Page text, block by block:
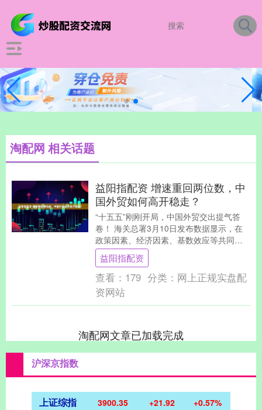
淘配网 相关话题
益阳指配资 增速重回两位数，中
国外贸如何高开稳走？
“十五五”刚刚开局，中国外贸交出提气答
卷！ 海关总署3月10日发布数据显示，在
政策因素、经济因素、基数效应等共同作
用下，2026年前2个月，我国货物贸易进出
口总....
益阳指配资
查看： 179 分类： 网上正规实盘配
资网站
淘配网文章已加载完成
沪深京指数
上证综指 3900.35 +21.92 +0.57%